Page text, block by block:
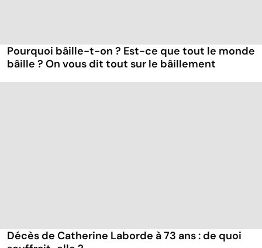
Pourquoi bâille-t-on ? Est-ce que tout le monde
bâille ? On vous dit tout sur le bâillement
Décès de Catherine Laborde à 73 ans : de quoi